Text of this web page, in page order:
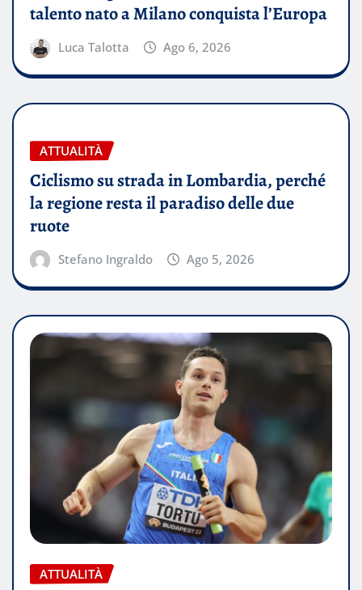
talento nato a Milano conquista l’Europa
Luca Talotta Ago 6, 2026
ATTUALITÀ
Ciclismo su strada in Lombardia, perché
la regione resta il paradiso delle due
ruote
Stefano Ingraldo Ago 5, 2026
ATTUALITÀ